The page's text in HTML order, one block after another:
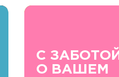
С ЗАБОТОЙ
О ВАШЕМ